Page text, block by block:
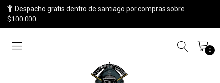
Despacho gratis dentro de santiago por compras sobre
$100.000
0